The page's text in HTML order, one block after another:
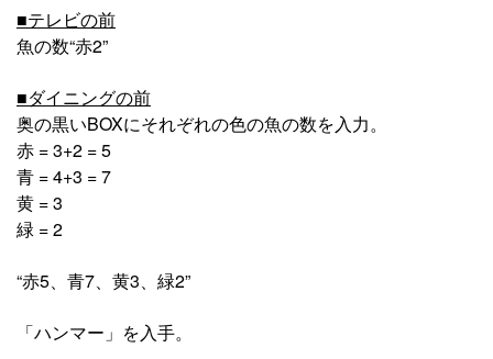
■テレビの前
魚の数“赤2”
■ダイニングの前
奥の黒いBOXにそれぞれの色の魚の数を入力。
赤 = 3+2 = 5
青 = 4+3 = 7
黄 = 3
緑 = 2
“赤5、青7、黄3、緑2”
「ハンマー」を入手。